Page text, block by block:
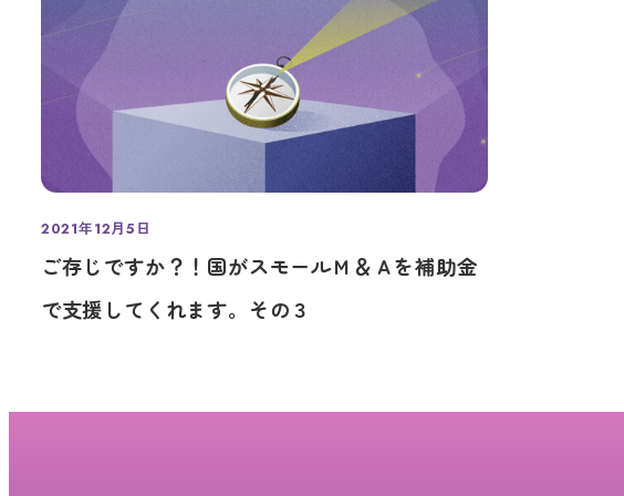
ご存じですか？！国がスモールＭ＆Ａを補助金
で支援してくれます。その３
2021年12月5日